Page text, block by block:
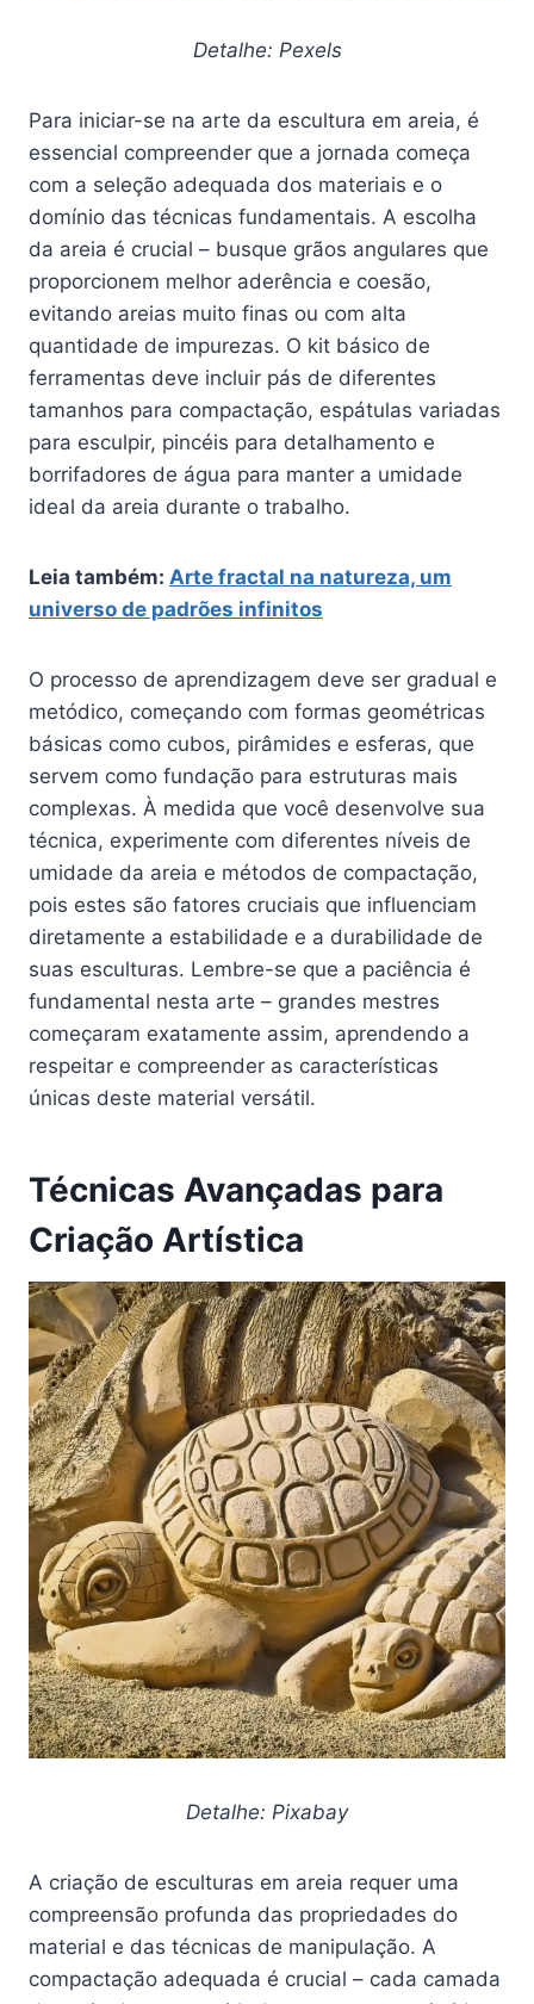
Detalhe: Pexels
Para iniciar-se na arte da escultura em areia, é
essencial compreender que a jornada começa
com a seleção adequada dos materiais e o
domínio das técnicas fundamentais. A escolha
da areia é crucial – busque grãos angulares que
proporcionem melhor aderência e coesão,
evitando areias muito finas ou com alta
quantidade de impurezas. O kit básico de
ferramentas deve incluir pás de diferentes
tamanhos para compactação, espátulas variadas
para esculpir, pincéis para detalhamento e
borrifadores de água para manter a umidade
ideal da areia durante o trabalho.
Leia também: Arte fractal na natureza, um
universo de padrões infinitos
O processo de aprendizagem deve ser gradual e
metódico, começando com formas geométricas
básicas como cubos, pirâmides e esferas, que
servem como fundação para estruturas mais
complexas. À medida que você desenvolve sua
técnica, experimente com diferentes níveis de
umidade da areia e métodos de compactação,
pois estes são fatores cruciais que influenciam
diretamente a estabilidade e a durabilidade de
suas esculturas. Lembre-se que a paciência é
fundamental nesta arte – grandes mestres
começaram exatamente assim, aprendendo a
respeitar e compreender as características
únicas deste material versátil.
Técnicas Avançadas para
Criação Artística
Detalhe: Pixabay
A criação de esculturas em areia requer uma
compreensão profunda das propriedades do
material e das técnicas de manipulação. A
compactação adequada é crucial – cada camada